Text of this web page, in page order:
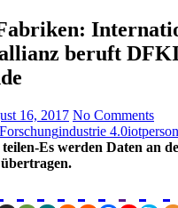
beruft
16, 2017 No Comments
Forschungindustrie 4.0iot
Es werden Daten an